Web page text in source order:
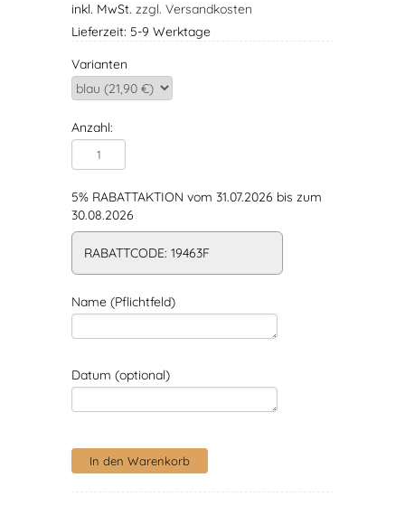
inkl. MwSt. zzgl. Versandkosten
Lieferzeit: 5-9 Werktage
Varianten
Anzahl:
5% RABATTAKTION vom 31.07.2026 bis zum
30.08.2026
RABATTCODE: 19463F
Name (Pflichtfeld)
Datum (optional)